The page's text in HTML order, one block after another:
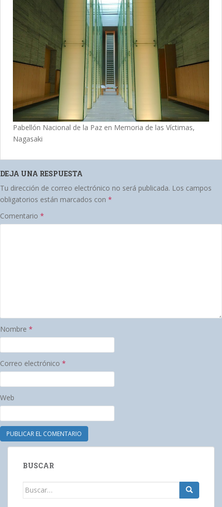
Pabellón Nacional de la Paz en Memoria de las Víctimas,
Nagasaki
DEJA UNA RESPUESTA
Tu dirección de correo electrónico no será publicada. Los campos
obligatorios están marcados con *
Comentario *
Nombre *
Correo electrónico *
Web
BUSCAR
Buscar: